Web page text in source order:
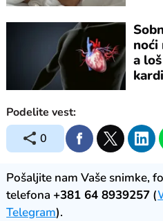
noći
a
Podelite vest:
0
Pošaljite nam Vaše snimke,
telefona +381 64 8939257 (
Telegram).